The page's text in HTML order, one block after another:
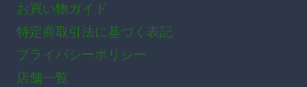
お買い物ガイド
特定商取引法に基づく表記
プライバシーポリシー
店舗一覧